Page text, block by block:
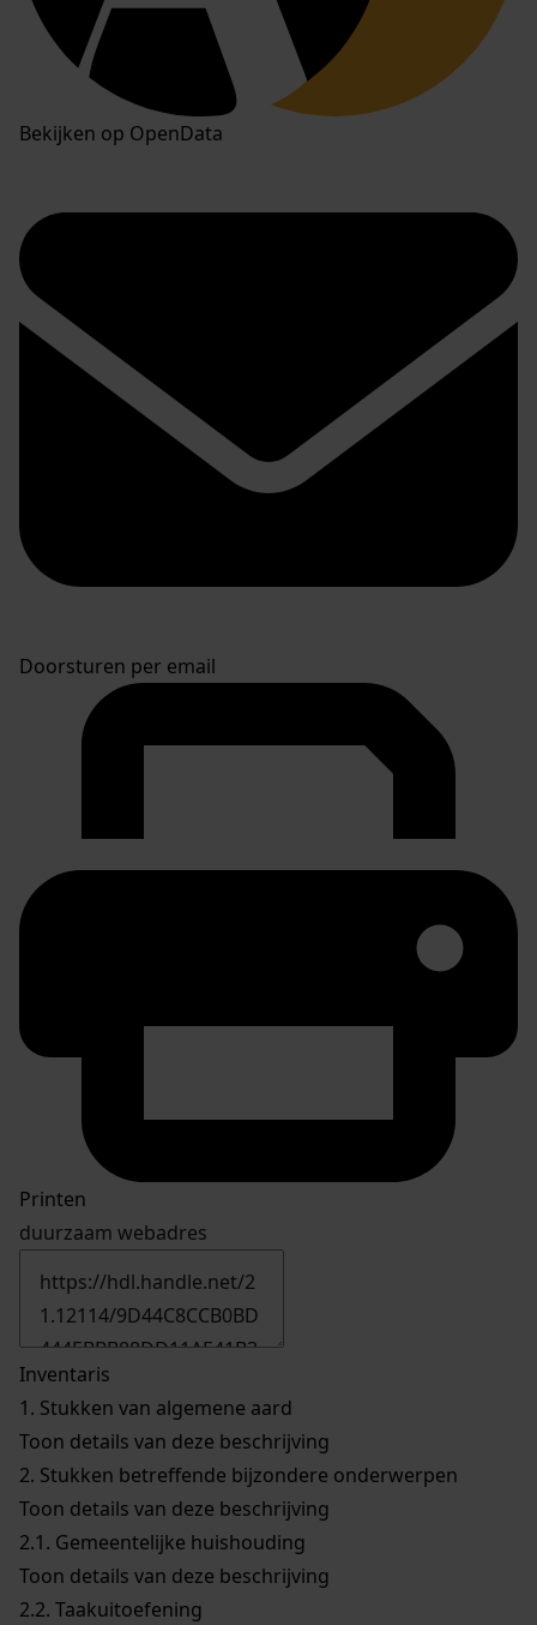
Bekijken op OpenData
Doorsturen per email
Printen
duurzaam webadres
Inventaris
1. Stukken van algemene aard
Toon details van deze beschrijving
2. Stukken betreffende bijzondere onderwerpen
Toon details van deze beschrijving
2.1. Gemeentelijke huishouding
Toon details van deze beschrijving
2.2. Taakuitoefening